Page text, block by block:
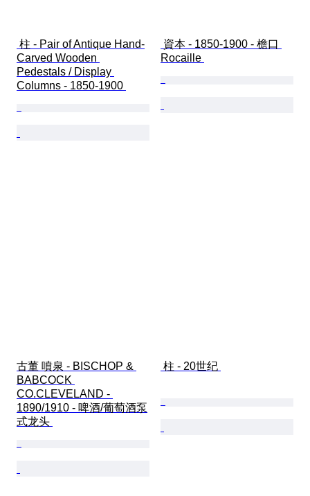
Carved Wooden
Pedestals / Display
Columns - 1850-1900
Rocaille
古董 噴泉 - BISCHOP &
BABCOCK
CO.CLEVELAND -
1890/1910 - 啤酒/葡萄酒泵
式龙头
柱 - 20世纪